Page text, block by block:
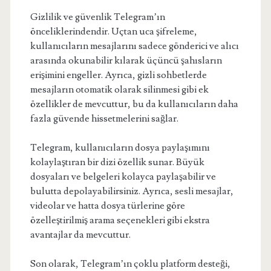
Gizlilik ve güvenlik Telegram’ın
önceliklerindendir. Uçtan uca şifreleme,
kullanıcıların mesajlarını sadece gönderici ve alıcı
arasında okunabilir kılarak üçüncü şahısların
erişimini engeller. Ayrıca, gizli sohbetlerde
mesajların otomatik olarak silinmesi gibi ek
özellikler de mevcuttur, bu da kullanıcıların daha
fazla güvende hissetmelerini sağlar.
Telegram, kullanıcıların dosya paylaşımını
kolaylaştıran bir dizi özellik sunar. Büyük
dosyaları ve belgeleri kolayca paylaşabilir ve
bulutta depolayabilirsiniz. Ayrıca, sesli mesajlar,
videolar ve hatta dosya türlerine göre
özelleştirilmiş arama seçenekleri gibi ekstra
avantajlar da mevcuttur.
Son olarak, Telegram’ın çoklu platform desteği,